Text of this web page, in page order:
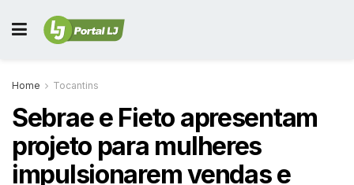
Home Tocantins
Sebrae e Fieto apresentam
projeto para mulheres
impulsionarem vendas e